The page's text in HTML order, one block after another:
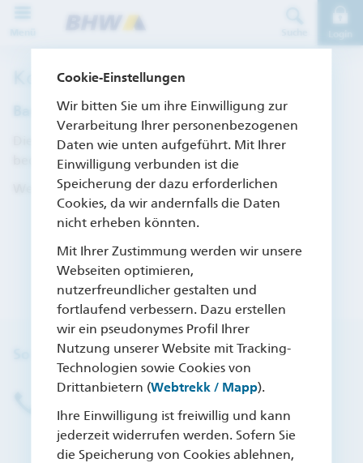
Direkt zur Hauptnavigation (Enter drücken)
Direkt zur Suche (Enter drücken)
Cookie-Einstellungen
Wir bitten Sie um ihre Einwilligung zur
Verarbeitung Ihrer personenbezogenen
Daten wie unten aufgeführt. Mit Ihrer
Einwilligung verbunden ist die
Speicherung der dazu erforderlichen
Cookies, da wir andernfalls die Daten
nicht erheben könnten.
Mit Ihrer Zustimmung werden wir unsere
Webseiten optimieren,
nutzerfreundlicher gestalten und
fortlaufend verbessern. Dazu erstellen
wir ein pseudonymes Profil Ihrer
Nutzung unserer Website mit Tracking-
Technologien sowie Cookies von
Drittanbietern (Webtrekk / Mapp).
Ihre Einwilligung ist freiwillig und kann
jederzeit widerrufen werden. Sofern Sie
die Speicherung von Cookies ablehnen,
Kontaktformular
Bausparen – Angebot
Diesen und viele weitere Dienste können Sie auch
bequem in unserem Online-Service myBHW nutzen.
Weitere Informationen hier
So können Sie uns kontaktieren
(05151) 18-6700